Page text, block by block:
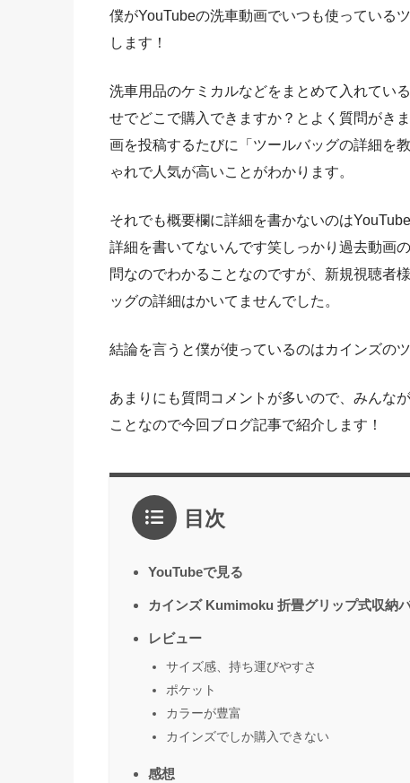
僕がYouTubeの洗車動画でいつも使っている
します！
洗車用品のケミカルなどをまとめて入れてい
せでどこで購入できますか？とよく質問がき
画を投稿するたびに「ツールバッグの詳細を
ゃれで人気が高いことがわかります。
それでも概要欄に詳細を書かないのは
詳細を書いてないんです笑しっかり過去動画
問なのでわかることなのですが、新規視聴者
ッグの詳細はかいてませんでした。
結論を言うと僕が使っているのはカインズの
あまりにも質問コメントが多いので、みんな
ことなので今回ブログ記事で紹介します！
目次
YouTubeで見る
カインズ Kumimoku 折畳グリップ式収納
レビュー
サイズ感、持ち運びやすさ
ポケット
カラーが豊富
カインズでしか購入できない
感想